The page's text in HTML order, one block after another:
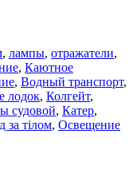
, лампы, отражатели,
, Каютное
, Водный транспорт,
лодок, Колгейт,
судовой, Катер,
за тілом, Освещение